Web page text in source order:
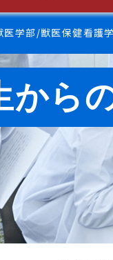
から
医学部/獣医保健看護